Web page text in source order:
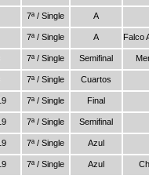
7ª / Single A
7ª / Single A Falco
7ª / Single Semifinal
7ª / Single Cuartos
7ª / Single Final
7ª / Single Semifinal
7ª / Single Azul
7ª / Single Azul